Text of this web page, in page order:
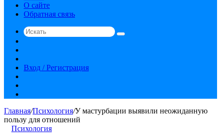
О сайте
Обратная связь
Искать
статья
Вход / Регистрация
Главная/Психология/У мастурбации выявили неожиданную
пользу для отношений
Психология